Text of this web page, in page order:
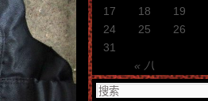
« 八
17
18 19
24
25 26
31